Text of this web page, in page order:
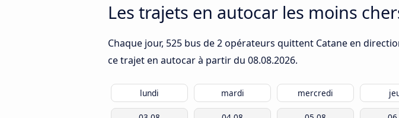
Les trajets en autocar les moins
Chaque jour, 525 bus de 2 opérateurs quittent Catane en
ce trajet en autocar à partir du 08.08.2026.
lundi mardi mercredi